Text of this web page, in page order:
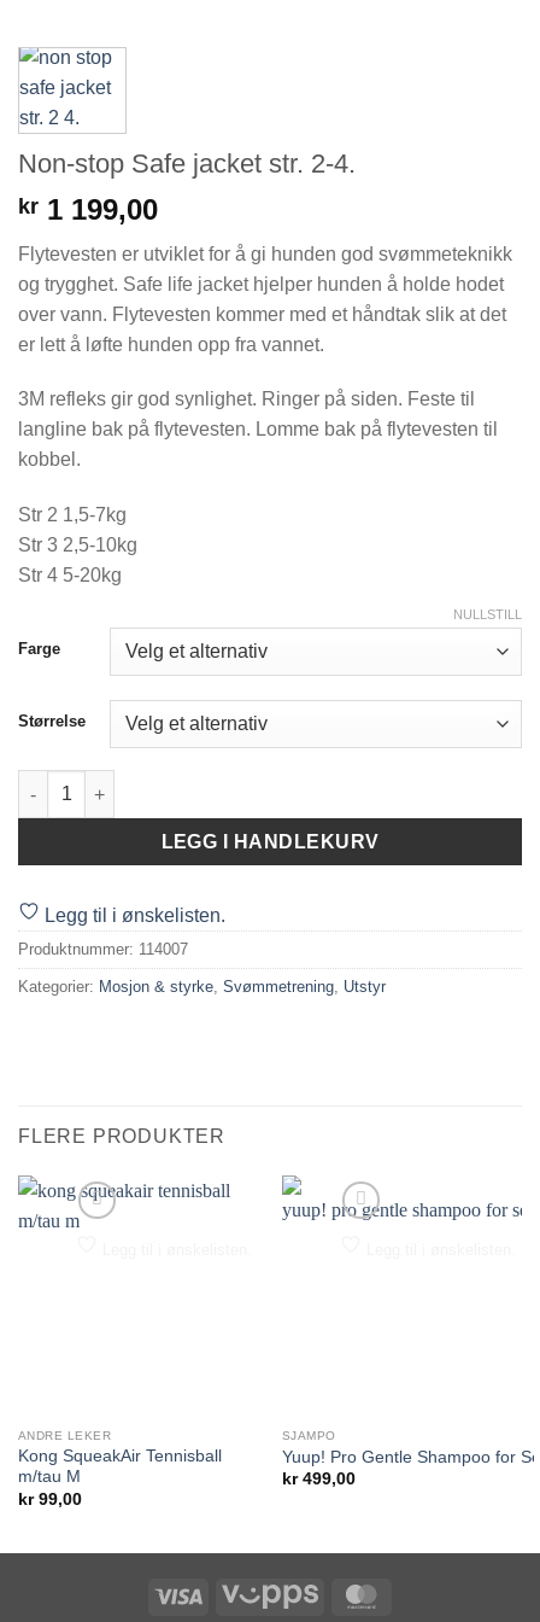
Non-stop Safe jacket str. 2-4.
kr 1 199,00
Flytevesten er utviklet for å gi hunden god svømmeteknikk
og trygghet. Safe life jacket hjelper hunden å holde hodet
over vann. Flytevesten kommer med et håndtak slik at det
er lett å løfte hunden opp fra vannet.
3M refleks gir god synlighet. Ringer på siden. Feste til
langline bak på flytevesten. Lomme bak på flytevesten til
kobbel.
Str 2 1,5-7kg
Str 3 2,5-10kg
Str 4 5-20kg
Farge
Størrelse
NULLSTILL
Non-stop Safe jacket str. 2-4. antall
LEGG I HANDLEKURV
Legg til i ønskelisten.
Produktnummer: 114007
Kategorier: Mosjon & styrke Svømmetrening Utstyr
FLERE PRODUKTER
ANDRE LEKER
Kong SqueakAir Tennisball
m/tau M
kr99,00
SJAMPO
Yuup! Pro Gentle Shampoo for
kr499,00
Visa Vipps